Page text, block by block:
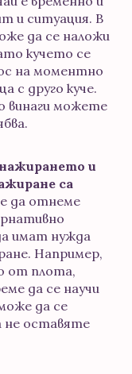
и ситуация. В
да се наложи
кучето се
на моментно
с друго куче.
винаги можете
и
са
да отнеме
имат нужда
Например,
от плота,
да се научи
да се
не оставяте